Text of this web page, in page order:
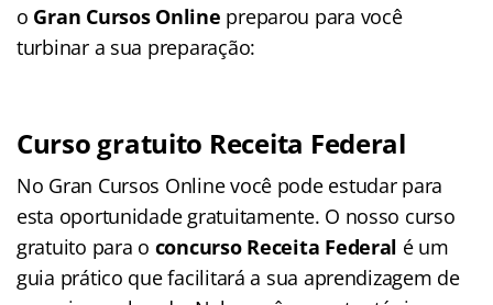
o Gran Cursos Online preparou para você
turbinar a sua preparação:
Curso gratuito Receita Federal
No Gran Cursos Online você pode estudar para
esta oportunidade gratuitamente. O nosso curso
gratuito para o concurso Receita Federal é um
guia prático que facilitará a sua aprendizagem de